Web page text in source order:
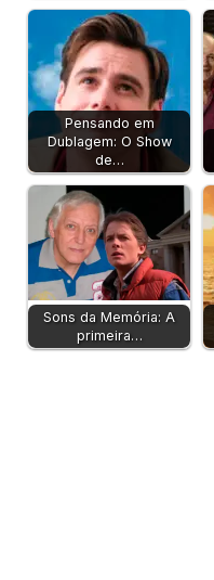
Pensando em
Dublagem: O Show
de…
Sons da Memória: A
primeira…